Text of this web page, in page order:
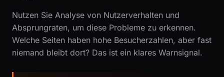
Nutzen Sie Analyse von Nutzerverhalten und
Absprungraten, um diese Probleme zu erkennen.
Welche Seiten haben hohe Besucherzahlen, aber fast
niemand bleibt dort? Das ist ein klares Warnsignal.